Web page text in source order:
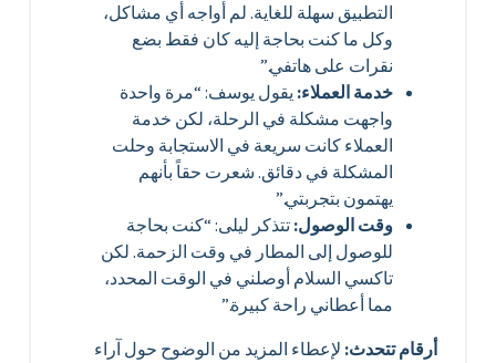
التطبيق سهلة للغاية. لم أواجه أي مشاكل،
وكل ما كنت بحاجة إليه كان فقط بضع
نقرات على هاتفي.”
خدمة العملاء:يقول يوسف: “مرة واحدة
واجهت مشكلة في الرحلة، لكن خدمة
العملاء كانت سريعة في الاستجابة وحلت
المشكلة في دقائق. شعرت حقاً بأنهم
يهتمون بتجربتي.”
وقت الوصول:تتذكر ليلى: “كنت بحاجة
للوصول إلى المطار في وقت الزحمة. لكن
تاكسي السلام أوصلني في الوقت المحدد،
مما أعطاني راحة كبيرة.”
أرقام تتحدث:لإعطاء المزيد من الوضوح حول آراء